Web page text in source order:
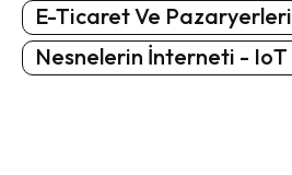
E-Ticaret Ve Pazaryerleri
Nesnelerin İnterneti - IoT